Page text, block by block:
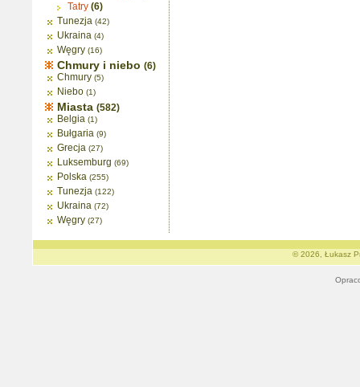
Tatry (6)
Tunezja (42)
Ukraina (4)
Węgry (16)
Chmury i niebo (6)
Chmury (5)
Niebo (1)
Miasta (582)
Belgia (1)
Bułgaria (9)
Grecja (27)
Luksemburg (69)
Polska (255)
Tunezja (122)
Ukraina (72)
Węgry (27)
© 2026, Łukasz